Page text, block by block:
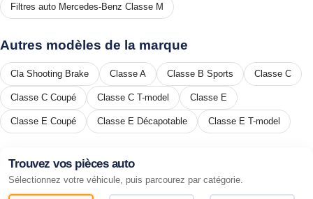
Filtres auto Mercedes-Benz Classe M
Autres modèles de la marque
Cla Shooting Brake Classe A Classe B Sports Classe C
Classe C Coupé Classe C T-model Classe E
Classe E Coupé Classe E Décapotable Classe E T-model
Trouvez vos pièces auto
Sélectionnez votre véhicule, puis parcourez par catégorie.